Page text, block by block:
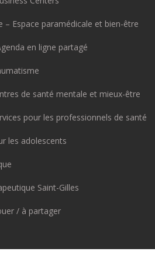
– Espace paramédicale et bien-être
en ligne partagé
de santé mentale et mieux-être
pour les professionnels de santé
les adolescents
Saint-Gilles
/ à partager